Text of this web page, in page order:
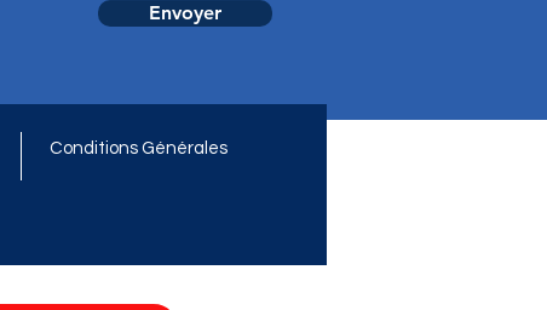
Envoyer
Conditions Générales